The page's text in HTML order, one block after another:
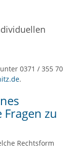
0371 / 355 70
.
zu
Rechtsform